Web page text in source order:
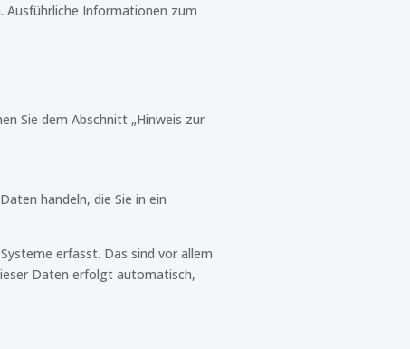
Ausführliche Informationen zum
Sie dem Abschnitt „Hinweis zur
handeln, die Sie in ein
erfasst. Das sind vor allem
Daten erfolgt automatisch,